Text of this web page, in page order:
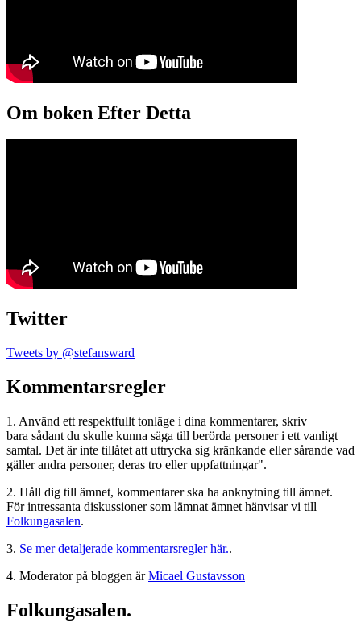
Om boken Efter Detta
Twitter
Tweets by @stefansward
Kommentarsregler
1. Använd ett respektfullt tonläge i dina kommentarer, skriv
bara sådant du skulle kunna säga till berörda personer i ett vanligt
samtal. Det är inte tillåtet att uttrycka sig kränkande eller sårande vad
gäller andra personer, deras tro eller uppfattningar".
2. Håll dig till ämnet, kommentarer ska ha anknytning till ämnet.
För intressanta diskussioner som lämnat ämnet hänvisar vi till
Folkungasalen.
3. Se mer detaljerade kommentarsregler här..
4. Moderator på bloggen ärMicael Gustavsson
Folkungasalen.